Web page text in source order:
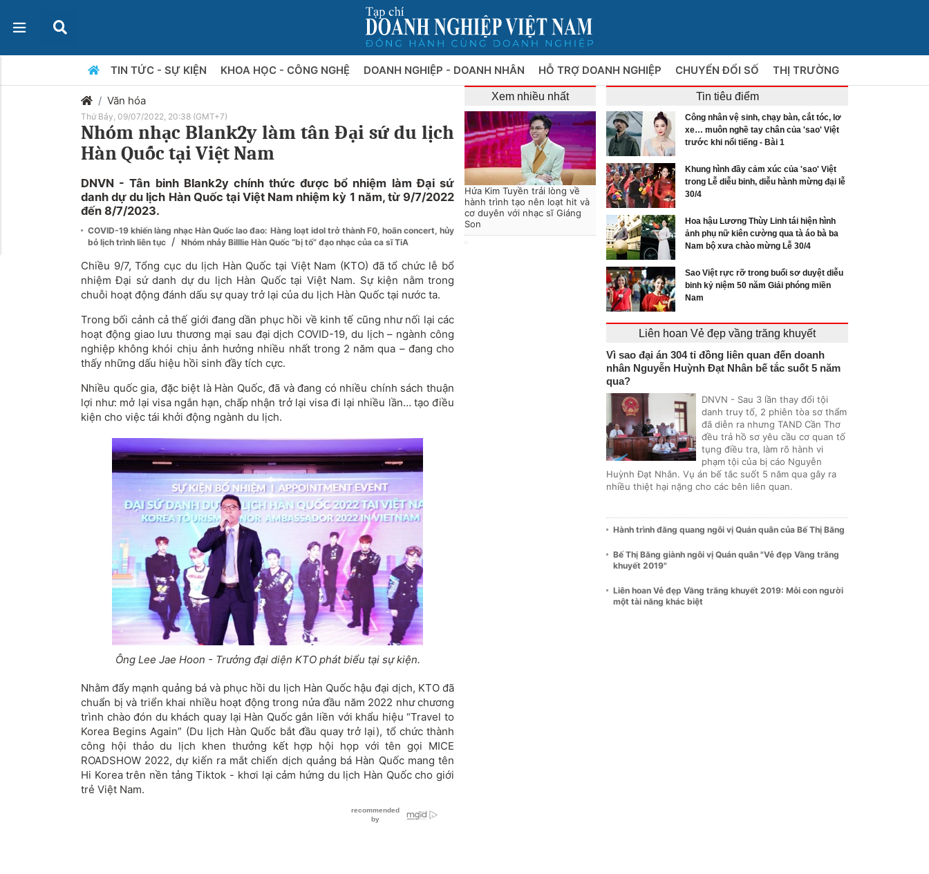
TIN TỨC - SỰ KIỆN KHOA HỌC - CÔNG NGHỆ DOANH NGHIỆP - DOANH NHÂN HỖ TRỢ DOANH NGHIỆP CHUYỂN ĐỔI SỐ THỊ TRƯỜNG
Văn hóa
Thứ Bảy, 09/07/2022, 20:38 (GMT+7)
Nhóm nhạc Blank2y làm tân Đại sứ du lịch
Hàn Quốc tại Việt Nam
DNVN - Tân binh Blank2y chính thức được bổ nhiệm làm Đại sứ
danh dự du lịch Hàn Quốc tại Việt Nam nhiệm kỳ 1 năm, từ 9/7/2022
đến 8/7/2023.
COVID-19 khiến làng nhạc Hàn Quốc lao đao: Hàng loạt idol trở thành F0, hoãn concert, hủy
bỏ lịch trình liên tục / Nhóm nhảy Billlie Hàn Quốc “bị tố” đạo nhạc của ca sĩ TiA
Chiều 9/7, Tổng cục du lịch Hàn Quốc tại Việt Nam (KTO) đã tổ chức lễ bổ
nhiệm Đại sứ danh dự du lịch Hàn Quốc tại Việt Nam. Sự kiện nằm trong
chuỗi hoạt động đánh dấu sự quay trở lại của du lịch Hàn Quốc tại nước ta.
Trong bối cảnh cả thế giới đang dần phục hồi về kinh tế cũng như nối lại các
hoạt động giao lưu thương mại sau đại dịch COVID-19, du lịch – ngành công
nghiệp không khói chịu ảnh hưởng nhiều nhất trong 2 năm qua – đang cho
thấy những dấu hiệu hồi sinh đầy tích cực.
Nhiều quốc gia, đặc biệt là Hàn Quốc, đã và đang có nhiều chính sách thuận
lợi như: mở lại visa ngắn hạn, chấp nhận trở lại visa đi lại nhiều lần… tạo điều
kiện cho việc tái khởi động ngành du lịch.
Ông Lee Jae Hoon - Trưởng đại diện KTO phát biểu tại sự kiện.
Nhằm đẩy mạnh quảng bá và phục hồi du lịch Hàn Quốc hậu đại dịch, KTO đã
chuẩn bị và triển khai nhiều hoạt động trong nửa đầu năm 2022 như chương
trình chào đón du khách quay lại Hàn Quốc gắn liền với khẩu hiệu “Travel to
Korea Begins Again” (Du lịch Hàn Quốc bắt đầu quay trở lại), tổ chức thành
công hội thảo du lịch khen thưởng kết hợp hội họp với tên gọi MICE
ROADSHOW 2022, dự kiến ra mắt chiến dịch quảng bá Hàn Quốc mang tên
Hi Korea trên nền tảng Tiktok - khơi lại cảm hứng du lịch Hàn Quốc cho giới
trẻ Việt Nam.
Xem nhiều nhất
Hứa Kim Tuyền trải lòng về
hành trình tạo nên loạt hit và
cơ duyên với nhạc sĩ Giáng
Son
Tin tiêu điểm
Công nhân vệ sinh, chạy bàn, cắt tóc, lơ
xe… muôn nghề tay chân của 'sao' Việt
trước khi nổi tiếng - Bài 1
Khung hình đầy cảm xúc của 'sao' Việt
trong Lễ diễu binh, diễu hành mừng đại lễ
30/4
Hoa hậu Lương Thùy Linh tái hiện hình
ảnh phụ nữ kiên cường qua tà áo bà ba
Nam bộ xưa chào mừng Lễ 30/4
Sao Việt rực rỡ trong buổi sơ duyệt diễu
binh kỷ niệm 50 năm Giải phóng miền
Nam
Liên hoan Vẻ đẹp vầng trăng khuyết
Vì sao đại án 304 tỉ đồng liên quan đến doanh
nhân Nguyễn Huỳnh Đạt Nhân bế tắc suốt 5 năm
qua?
DNVN - Sau 3 lần thay đổi tội
danh truy tố, 2 phiên tòa sơ thẩm
đã diễn ra nhưng TAND Cần Thơ
đều trả hồ sơ yêu cầu cơ quan tố
tụng điều tra, làm rõ hành vi
phạm tội của bị cáo Nguyễn
Huỳnh Đạt Nhân. Vụ án bế tắc suốt 5 năm qua gây ra
nhiều thiệt hại nặng cho các bên liên quan.
Hành trình đăng quang ngôi vị Quán quân của Bế Thị Băng
Bế Thị Băng giành ngôi vị Quán quân "Vẻ đẹp Vầng trăng
khuyết 2019"
Liên hoan Vẻ đẹp Vầng trăng khuyết 2019: Mỗi con người
một tài năng khác biệt